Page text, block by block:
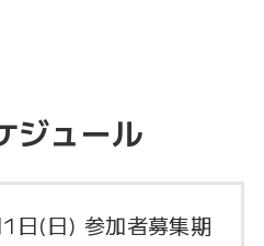
ジュール
日(日) 参加者募集期